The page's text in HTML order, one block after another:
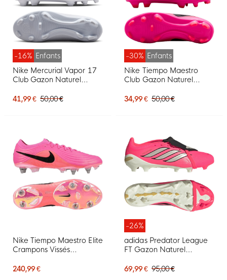
-16% Enfants
Nike Mercurial Vapor 17
Club Gazon Naturel
Chaussures de Foot (MG)
41,99 € 50,00 €
-30% Enfants
Nike Tiempo Maestro
Club Gazon Naturel
Foot (MG) Enfants Rose
34,99 € 50,00 €
Nike Tiempo Maestro Elite
Crampons Vissés
Rose Vif Noir
240,99 €
-26%
adidas Predator League
FT Gazon Naturel
Rose Vif Gris Argenté
69,99 € 95,00 €